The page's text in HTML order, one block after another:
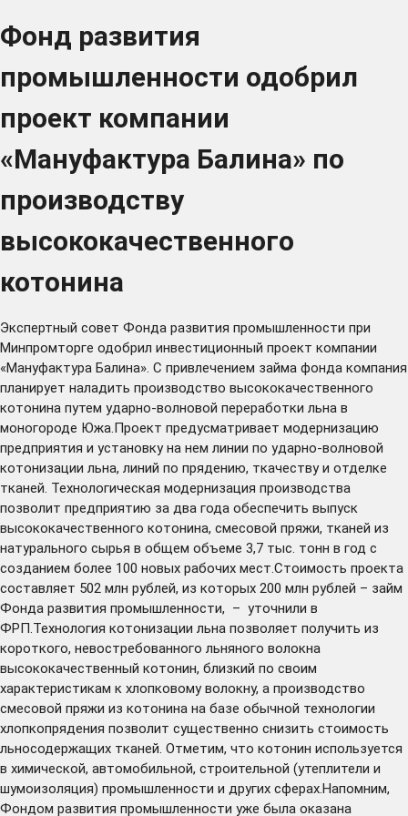
Фонд развития
промышленности одобрил
проект компании
«Мануфактура Балина» по
производству
высококачественного
котонина
Экспертный совет Фонда развития промышленности при
Минпромторге одобрил инвестиционный проект компании
«Мануфактура Балина». С привлечением займа фонда компания
планирует наладить производство высококачественного
котонина путем ударно-волновой переработки льна в
моногороде Южа.Проект предусматривает модернизацию
предприятия и установку на нем линии по ударно-волновой
котонизации льна, линий по прядению, ткачеству и отделке
тканей. Технологическая модернизация производства
позволит предприятию за два года обеспечить выпуск
высококачественного котонина, смесовой пряжи, тканей из
натурального сырья в общем объеме 3,7 тыс. тонн в год с
созданием более 100 новых рабочих мест.Стоимость проекта
составляет 502 млн рублей, из которых 200 млн рублей – займ
Фонда развития промышленности, – уточнили в
ФРП.Технология котонизации льна позволяет получить из
короткого, невостребованного льняного волокна
высококачественный котонин, близкий по своим
характеристикам к хлопковому волокну, а производство
смесовой пряжи из котонина на базе обычной технологии
хлопкопрядения позволит существенно снизить стоимость
льносодержащих тканей. Отметим, что котонин используется
в химической, автомобильной, строительной (утеплители и
шумоизоляция) промышленности и других сферах.Напомним,
Фондом развития промышленности уже была оказана